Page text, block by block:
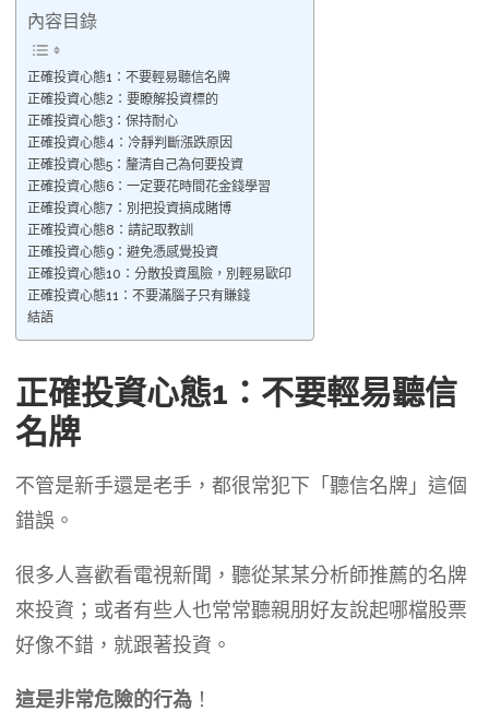
內容目錄
正確投資心態1：不要輕易聽信名牌
正確投資心態2：要瞭解投資標的
正確投資心態3：保持耐心
正確投資心態4：冷靜判斷漲跌原因
正確投資心態5：釐清自己為何要投資
正確投資心態6：一定要花時間花金錢學習
正確投資心態7：別把投資搞成賭博
正確投資心態8：請記取教訓
正確投資心態9：避免憑感覺投資
正確投資心態10：分散投資風險，別輕易歐印
正確投資心態11：不要滿腦子只有賺錢
結語
正確投資心態1：不要輕易聽信
名牌
不管是新手還是老手，都很常犯下「聽信名牌」這個
錯誤。
很多人喜歡看電視新聞，聽從某某分析師推薦的名牌
來投資；或者有些人也常常聽親朋好友說起哪檔股票
好像不錯，就跟著投資。
這是非常危險的行為！